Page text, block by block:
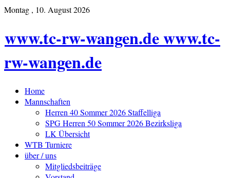
Montag , 10. August 2026
www.tc-rw-wangen.de www.tc-
rw-wangen.de
Home
Mannschaften
Herren 40 Sommer 2026 Staffelliga
SPG Herren 50 Sommer 2026 Bezirksliga
LK Übersicht
WTB Turniere
über / uns
Mitgliedsbeiträge